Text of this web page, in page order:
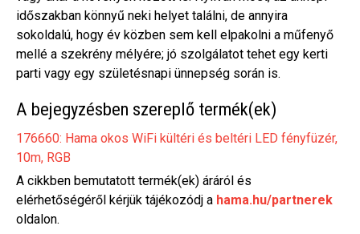
időszakban könnyű neki helyet találni, de annyira
sokoldalú, hogy év közben sem kell elpakolni a műfenyő
mellé a szekrény mélyére; jó szolgálatot tehet egy kerti
parti vagy egy születésnapi ünnepség során is.
A bejegyzésben szereplő termék(ek)
176660: Hama okos WiFi kültéri és beltéri LED fényfüzér,
10m, RGB
A cikkben bemutatott termék(ek) áráról és
elérhetőségéről kérjük tájékozódj a hama.hu/partnerek
oldalon.